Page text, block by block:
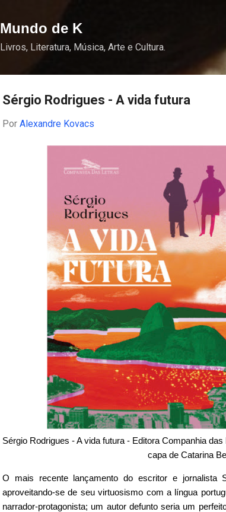
Mundo de K
Livros, Literatura, Música, Arte e Cultura.
Sérgio Rodrigues - A vida futura
Por Alexandre Kovacs
Sérgio Rodrigues - A vida futura - Editora Companhia
capa de Catarina
O mais recente lançamento do escritor e jornalista
aproveitando-se de seu virtuosismo com a língua
narrador-protagonista; um autor defunto seria um